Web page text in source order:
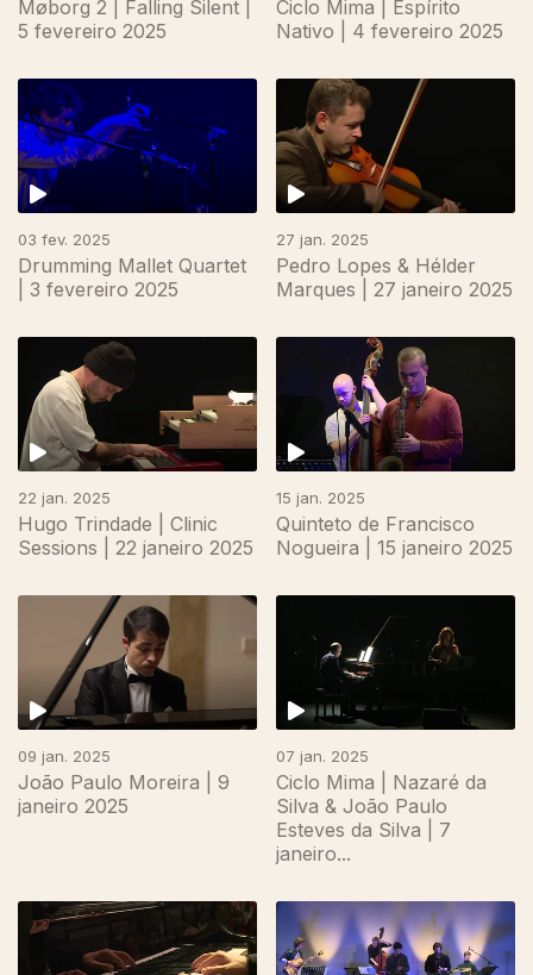
Møborg 2 | Falling Silent |
5 fevereiro 2025
Ciclo Mima | Espírito
Nativo | 4 fevereiro 2025
03 fev. 2025
Drumming Mallet Quartet
| 3 fevereiro 2025
27 jan. 2025
Pedro Lopes & Hélder
Marques | 27 janeiro 2025
22 jan. 2025
Hugo Trindade | Clinic
Sessions | 22 janeiro 2025
15 jan. 2025
Quinteto de Francisco
Nogueira | 15 janeiro 2025
09 jan. 2025
João Paulo Moreira | 9
janeiro 2025
07 jan. 2025
Ciclo Mima | Nazaré da
Silva & João Paulo
Esteves da Silva | 7
janeiro...